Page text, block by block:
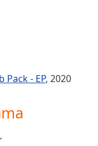
Pack - EP, 2020